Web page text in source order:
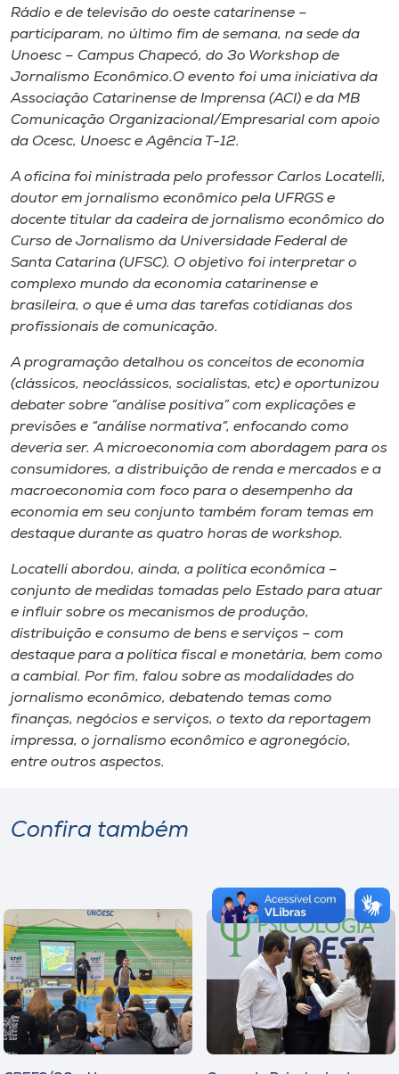
Selecione
o idioma
A+
Rádio e de televisão do oeste catarinense –
participaram, no último fim de semana, na sede da
Unoesc – Campus Chapecó, do 3o Workshop de
Jornalismo Econômico.O evento foi uma iniciativa da
Associação Catarinense de Imprensa (ACI) e da MB
Comunicação Organizacional/Empresarial com apoio
da Ocesc, Unoesc e Agência T-12.
A oficina foi ministrada pelo professor Carlos Locatelli,
doutor em jornalismo econômico pela UFRGS e
docente titular da cadeira de jornalismo econômico do
Curso de Jornalismo da Universidade Federal de
Santa Catarina (UFSC). O objetivo foi interpretar o
complexo mundo da economia catarinense e
brasileira, o que é uma das tarefas cotidianas dos
profissionais de comunicação.
A programação detalhou os conceitos de economia
(clássicos, neoclássicos, socialistas, etc) e oportunizou
debater sobre “análise positiva” com explicações e
previsões e “análise normativa”, enfocando como
deveria ser. A microeconomia com abordagem para os
consumidores, a distribuição de renda e mercados e a
macroeconomia com foco para o desempenho da
economia em seu conjunto também foram temas em
destaque durante as quatro horas de workshop.
Locatelli abordou, ainda, a política econômica –
conjunto de medidas tomadas pelo Estado para atuar
e influir sobre os mecanismos de produção,
distribuição e consumo de bens e serviços – com
destaque para a política fiscal e monetária, bem como
a cambial. Por fim, falou sobre as modalidades do
jornalismo econômico, debatendo temas como
finanças, negócios e serviços, o texto da reportagem
impressa, o jornalismo econômico e agronegócio,
entre outros aspectos.
Confira também